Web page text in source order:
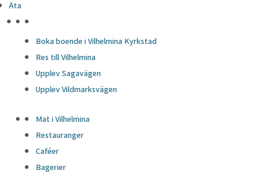
Äta
Boka boende i Vilhelmina Kyrkstad
Res till Vilhelmina
Upplev Sagavägen
Upplev Vildmarksvägen
Mat i Vilhelmina
Restauranger
Caféer
Bagerier